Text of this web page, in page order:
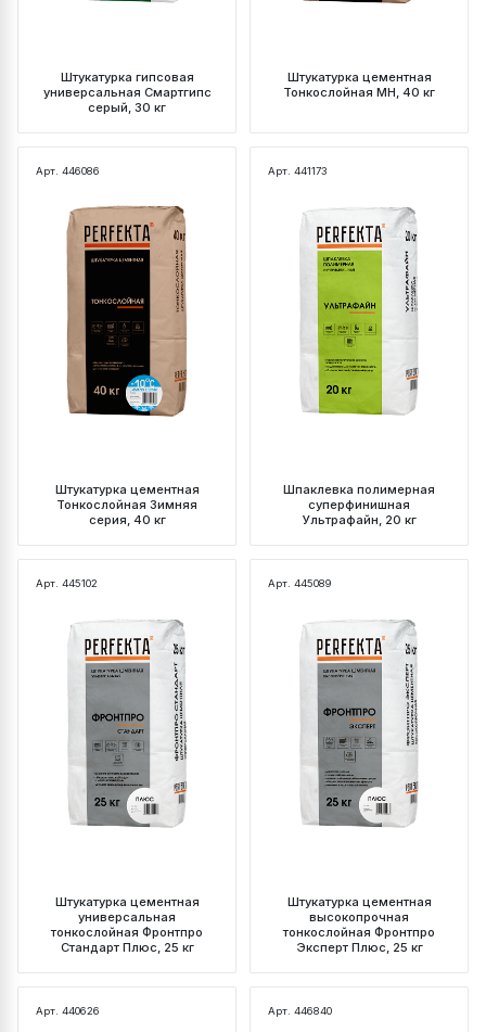
Штукатурка гипсовая
универсальная Смартгипс
серый, 30 кг
Штукатурка цементная
Тонкослойная МН, 40 кг
Арт. 446086
Штукатурка цементная
Тонкослойная Зимняя
серия, 40 кг
Арт. 441173
Шпаклевка полимерная
суперфинишная
Ультрафайн, 20 кг
Арт. 445102
Штукатурка цементная
универсальная
тонкослойная Фронтпро
Стандарт Плюс, 25 кг
Арт. 445089
Штукатурка цементная
высокопрочная
тонкослойная Фронтпро
Эксперт Плюс, 25 кг
Арт. 440626 Арт. 446840